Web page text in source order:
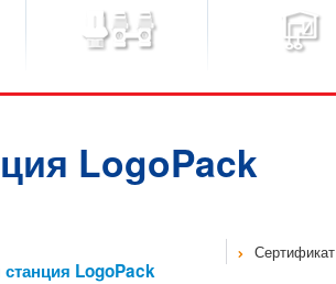
LogoPack
станция LogoPack
Сертификат